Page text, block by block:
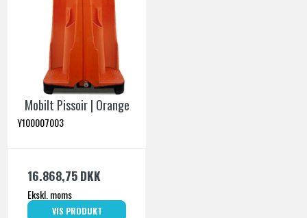
Mobilt Pissoir | Orange
Y100007003
16.868,75 DKK
Ekskl. moms
VIS PRODUKT